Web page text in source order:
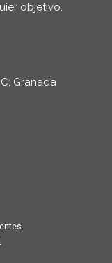
objetivo.
Granada